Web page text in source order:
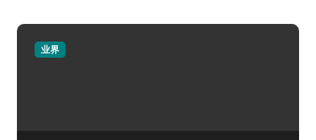
业界